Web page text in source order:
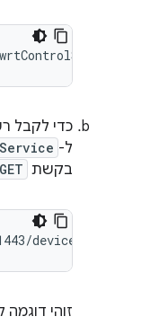
כדי לקבל
ל-
בקשת GET
זוהי